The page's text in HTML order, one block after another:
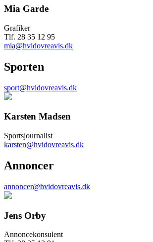
Mia Garde
Grafiker
Tlf. 28 35 12 95
mia@hvidovreavis.dk
Sporten
sport@hvidovreavis.dk
Karsten Madsen
Sportsjournalist
karsten@hvidovreavis.dk
Annoncer
annoncer@hvidovreavis.dk
Jens Orby
Annoncekonsulent